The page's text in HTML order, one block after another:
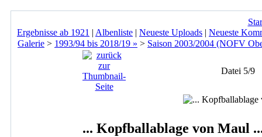
Ergebnisse ab 1921 | Albenliste | Neueste Uploads | Neueste
Galerie > 1993/94 bis 2018/19 » > Saison 2003/2004 (NOFV
Datei 5/9
... Kopfballablage von Maul